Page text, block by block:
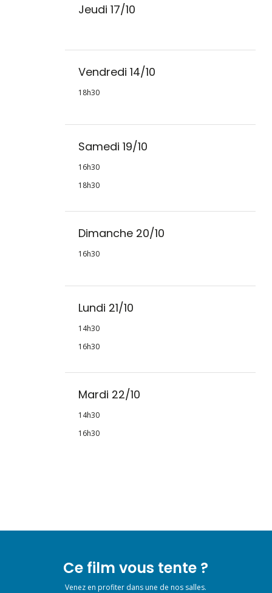
Jeudi 17/10
Vendredi 14/10
18h30
Samedi 19/10
16h30
18h30
Dimanche 20/10
16h30
Lundi 21/10
14h30
16h30
Mardi 22/10
14h30
16h30
Ce film vous tente ?
Venez en profiter dans une de nos salles.